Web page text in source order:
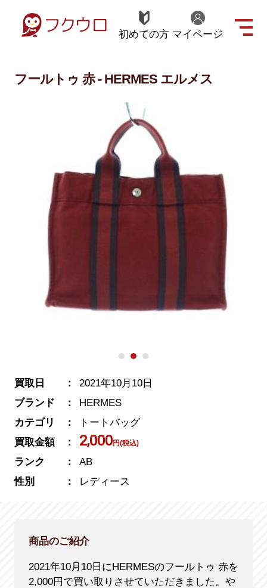
初めての方 マイページ
フールトゥ 赤 - HERMES エルメス
買取日
2021年10月10日
ブランド
HERMES
カテゴリ
トートバッグ
買取金額
2,000円(税込)
ランク
AB
性別
レディース
商品のご紹介
2021年10月10日にHERMESのフールトゥ 赤を
2,000円で買い取りさせていただきました。や